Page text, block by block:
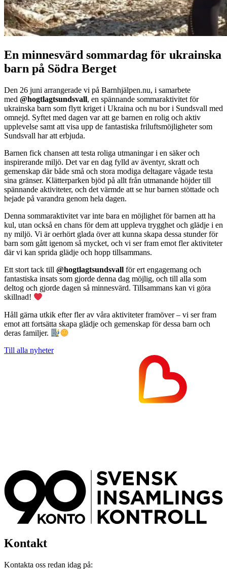
En minnesvärd sommardag för ukrainska
barn på Södra Berget
Den 26 juni arrangerade vi på Barnhjälpen.nu, i samarbete
med @hogtlagtsundsvall, en spännande sommaraktivitet för
ukrainska barn som flytt kriget i Ukraina och nu bor i Sundsvall med
omnejd. Syftet med dagen var att ge barnen en rolig och aktiv
upplevelse samt att visa upp de fantastiska friluftsmöjligheter som
Sundsvall har att erbjuda.
Barnen fick chansen att testa roliga utmaningar i en säker och
inspirerande miljö. Det var en dag fylld av äventyr, skratt och
gemenskap där både små och stora modiga deltagare vågade testa
sina gränser. Klätterparken bjöd på allt från utmanande höjder till
spännande aktiviteter, och det värmde att se hur barnen stöttade och
hejade på varandra genom hela dagen.
Denna sommaraktivitet var inte bara en möjlighet för barnen att ha
kul, utan också en chans för dem att uppleva trygghet och glädje i en
ny miljö. Vi är oerhört glada över att kunna skapa dessa stunder för
barn som gått igenom så mycket, och vi ser fram emot fler aktiviteter
där vi kan sprida glädje och hopp tillsammans.
Ett stort tack till @hogtlagtsundsvall för ert engagemang och
fantastiska insats som gjorde denna dag möjlig, och till alla som
deltog och gjorde dagen så minnesvärd. Tillsammans kan vi göra
skillnad!
Håll gärna utkik efter fler av våra aktiviteter framöver – vi ser fram
emot att fortsätta skapa glädje och gemenskap för dessa barn och
deras familjer.
Till alla nyheter
Kontakt
Kontakta oss redan idag på: